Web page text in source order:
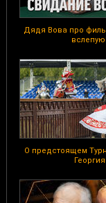
Дядя Вова про
О предстоящем
Георгия